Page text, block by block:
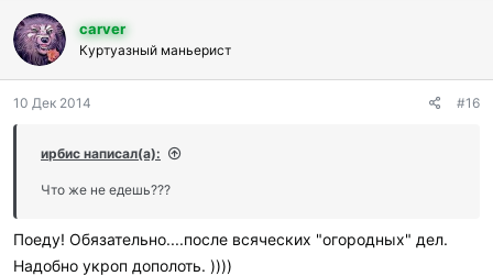
л
а
г
о
а
и
и
carver
Куртуазный маньерист
10 Дек 2014 #16
ирбис написал(а):
Что же не едешь???
Поеду! Обязательно....после всяческих "огородных" дел.
Надобно укроп дополоть. ))))